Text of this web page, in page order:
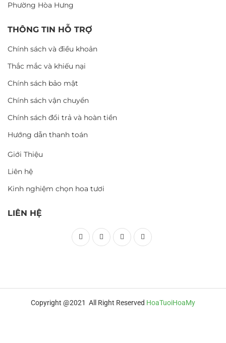
Phường Hòa Hưng
THÔNG TIN HỖ TRỢ
Chính sách và điều khoản
Thắc mắc và khiếu nại
Chính sách bảo mật
Chính sách vận chuyển
Chính sách đổi trả và hoàn tiền
Hướng dẫn thanh toán
Giới Thiệu
Liên hệ
Kinh nghiệm chọn hoa tươi
LIÊN HỆ
Copyright @2021 All Right Reserved HoaTuoiHoaMy